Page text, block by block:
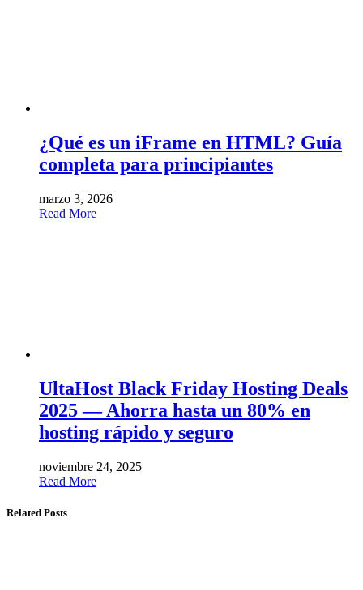
¿Qué es un iFrame en HTML? Guía
completa para principiantes
marzo 3, 2026
Read More
UltaHost Black Friday Hosting Deals
2025 — Ahorra hasta un 80% en
hosting rápido y seguro
noviembre 24, 2025
Read More
Related Posts